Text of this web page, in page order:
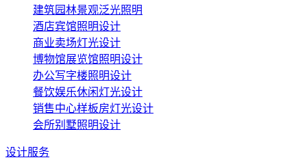
建筑园林景观泛光照明
酒店宾馆照明设计
商业卖场灯光设计
博物馆展览馆照明设计
办公写字楼照明设计
餐饮娱乐休闲灯光设计
销售中心样板房灯光设计
会所别墅照明设计
设计服务